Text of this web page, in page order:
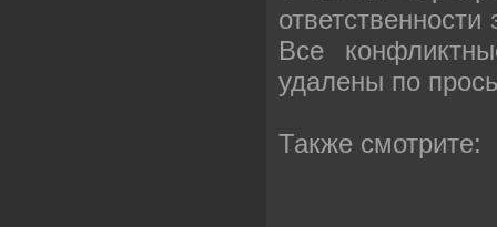
Все
удалены по
Также смотрите: